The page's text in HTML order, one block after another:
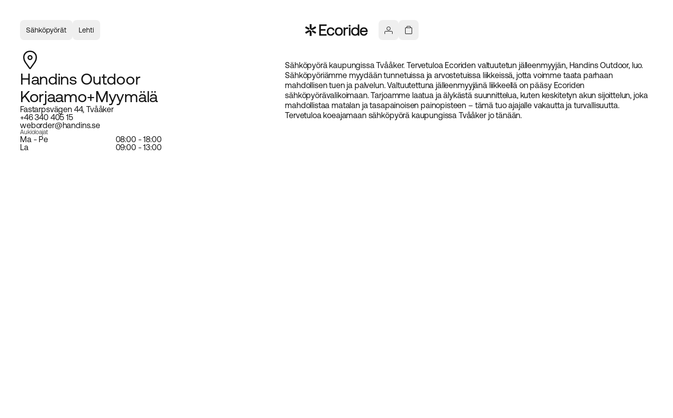
Sähköpyörät Lehti
Handins Outdoor
Korjaamo+Myymälä
Fastarpsvägen 44, Tvååker
+46 340 405 15
weborder@handins.se
Aukioloajat
Ma - Pe
08:00 - 18:00
La
09:00 - 13:00
Sähköpyörä kaupungissa Tvååker. Tervetuloa Ecoriden valtuutetun jälleenmyyjän, Handins Outdoor, luo.
Sähköpyöriämme myydään tunnetuissa ja arvostetuissa liikkeissä, jotta voimme taata parhaan
mahdollisen tuen ja palvelun. Valtuutettuna jälleenmyyjänä liikkeellä on pääsy Ecoriden
sähköpyörävalikoimaan. Tarjoamme laatua ja älykästä suunnittelua, kuten keskitetyn akun sijoittelun, joka
mahdollistaa matalan ja tasapainoisen painopisteen – tämä tuo ajajalle vakautta ja turvallisuutta.
Tervetuloa koeajamaan sähköpyörä kaupungissa Tvååker jo tänään.